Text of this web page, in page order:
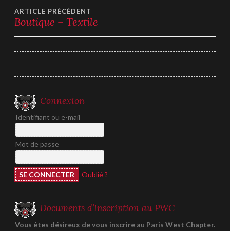
Navigation
de
ARTICLE PRÉCÉDENT
Boutique – Textile
Connexion
Identifiant ou e-mail
Mot de passe
Oublié ?
Documents d’Inscription au PWC
Vous êtes désireux de vous inscrire au Paris West Chapter.